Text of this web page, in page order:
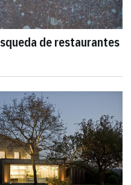
de restaurantes